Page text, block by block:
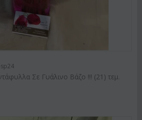
Σε Γυάλινο Βάζο !!! (21) τεμ.